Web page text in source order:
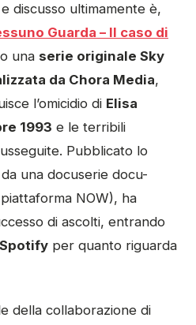
discusso ultimamente è,
Guarda – Il caso di
una serie originale Sky
da Chora Media,
l’omicidio di Elisa
1993 e le terribili
Pubblicato lo
una docuserie docu-
NOW), ha
di ascolti, entrando
per quanto riguarda
della collaborazione di